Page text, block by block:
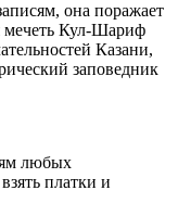
она поражает
мечеть Кул-Шариф
Казани,
заповедник
любых
платки и